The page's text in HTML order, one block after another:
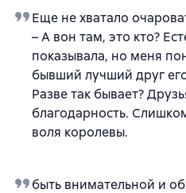
Еще не хватало
– А вон там, это кто?
показывала, но меня
бывший лучший друг
Разве так бывает?
благодарность.
воля королевы.
быть внимательной и